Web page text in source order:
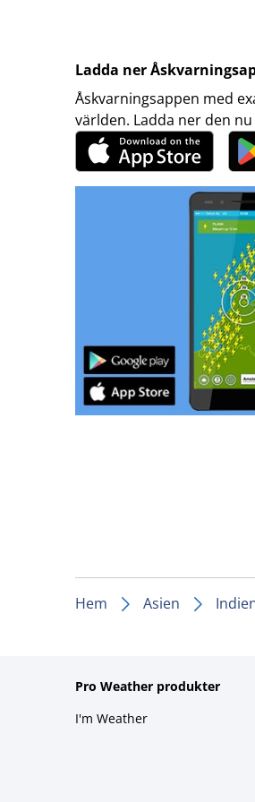
Ladda ner
Åskvarningsappen med
världen. Ladda ner den
Hem Asien
Pro Weather produkter
I'm Weather